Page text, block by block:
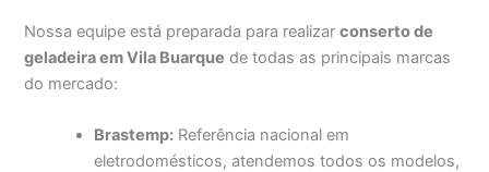
Nossa equipe está preparada para realizarconserto de
geladeira em Vila Buarque de todas as principais marcas
do mercado:
Brastemp: Referência nacional em
eletrodomésticos, atendemos todos os modelos,